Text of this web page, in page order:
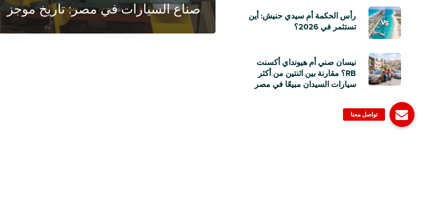
صناع السيارات في مصر: تاريخ موجز
رأس الحكمة أم سيدي حنيش: أين
تستثمر في 2026؟
نيسان صني أم هيونداي أكسنت
RB؟ مقارنة بين اثنتين من أكثر
سيارات السيدان مبيعًا في مصر